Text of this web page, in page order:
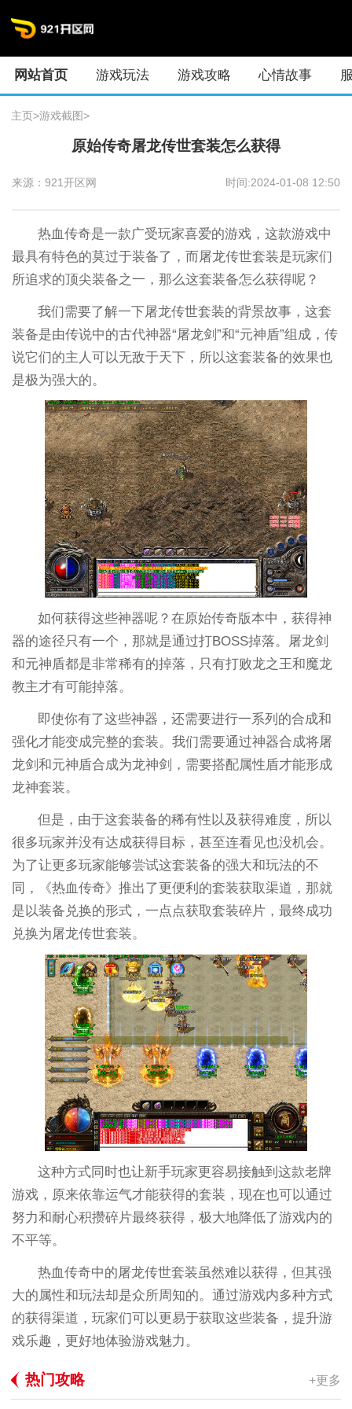
网站首页 游戏玩法 游戏攻略 心情故事
主页>游戏截图>
原始传奇屠龙传世套装怎么获得
来源：921开区网 时间:2024-01-08 12:50
热血传奇是一款广受玩家喜爱的游戏，这款游戏中
最具有特色的莫过于装备了，而屠龙传世套装是玩家们
所追求的顶尖装备之一，那么这套装备怎么获得呢？
我们需要了解一下屠龙传世套装的背景故事，这套
装备是由传说中的古代神器“屠龙剑”和“元神盾”组成，传
说它们的主人可以无敌于天下，所以这套装备的效果也
是极为强大的。
如何获得这些神器呢？在原始传奇版本中，获得神
器的途径只有一个，那就是通过打BOSS掉落。屠龙剑
和元神盾都是非常稀有的掉落，只有打败龙之王和魔龙
教主才有可能掉落。
即使你有了这些神器，还需要进行一系列的合成和
强化才能变成完整的套装。我们需要通过神器合成将屠
龙剑和元神盾合成为龙神剑，需要搭配属性盾才能形成
龙神套装。
但是，由于这套装备的稀有性以及获得难度，所以
很多玩家并没有达成获得目标，甚至连看见也没机会。
为了让更多玩家能够尝试这套装备的强大和玩法的不
同，《热血传奇》推出了更便利的套装获取渠道，那就
是以装备兑换的形式，一点点获取套装碎片，最终成功
兑换为屠龙传世套装。
这种方式同时也让新手玩家更容易接触到这款老牌
游戏，原来依靠运气才能获得的套装，现在也可以通过
努力和耐心积攒碎片最终获得，极大地降低了游戏内的
不平等。
热血传奇中的屠龙传世套装虽然难以获得，但其强
大的属性和玩法却是众所周知的。通过游戏内多种方式
的获得渠道，玩家们可以更易于获取这些装备，提升游
戏乐趣，更好地体验游戏魅力。
热门攻略 +更多